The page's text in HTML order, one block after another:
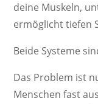
deine Muskeln,
ermöglicht tiefen
Beide Systeme
Das Problem ist
Menschen fast